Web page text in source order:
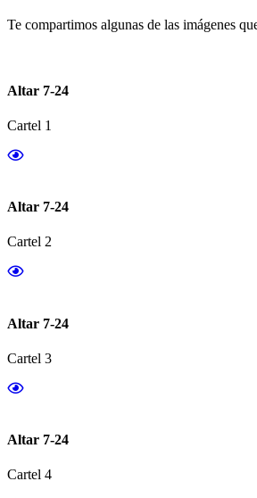
Te compartimos algunas de las imágenes
Altar 7-24
Cartel 1
Altar 7-24
Cartel 2
Altar 7-24
Cartel 3
Altar 7-24
Cartel 4